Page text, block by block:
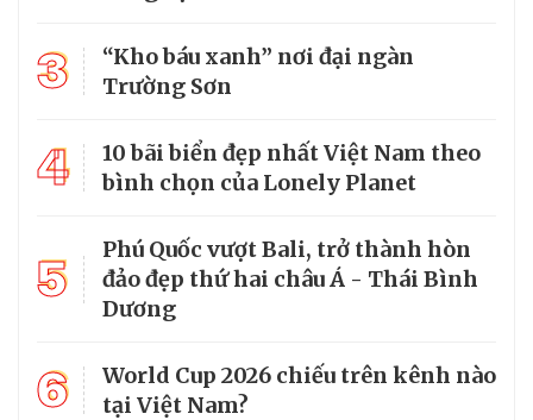
3
“Kho báu xanh” nơi đại ngàn
Trường Sơn
4
10 bãi biển đẹp nhất Việt Nam theo
bình chọn của Lonely Planet
5
Phú Quốc vượt Bali, trở thành hòn
đảo đẹp thứ hai châu Á - Thái Bình
Dương
6
World Cup 2026 chiếu trên kênh nào
tại Việt Nam?